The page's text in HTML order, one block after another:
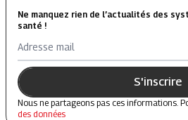
Ne manquez rien de l’actualités des
santé !
Adresse mail
S'inscrire
Nous ne partageons pas ces informations.
des données